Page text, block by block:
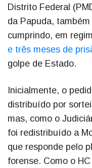
Distrito Federal
da Papuda,
cumprindo, em
e três meses de
golpe de Estado.
Inicialmente, o
distribuído por
mas, como o
foi redistribuído a
que responde pelo
forense. Como o